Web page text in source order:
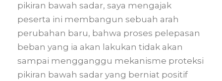
pikiran bawah sadar, saya mengajak
peserta ini membangun sebuah arah
perubahan baru, bahwa proses pelepasan
beban yang ia akan lakukan tidak akan
sampai mengganggu mekanisme proteksi
pikiran bawah sadar yang berniat positif